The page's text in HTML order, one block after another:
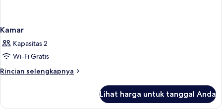
Kamar
Kapasitas 2
Wi-Fi Gratis
Rincian selengkapnya
Rincian
Kamar
Lihat harga untuk tanggal Anda